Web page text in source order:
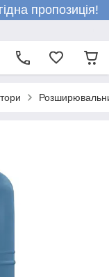
пропозиція!